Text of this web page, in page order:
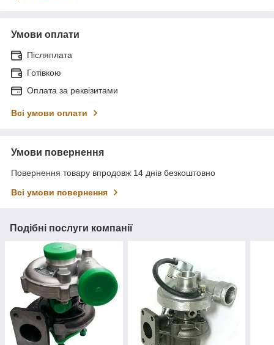
Умови оплати
Післяплата
Готівкою
Оплата за реквізитами
Всі умови оплати
Умови повернення
Повернення товару впродовж 14 днів безкоштовно
Всі умови повернення
Подібні послуги компанії